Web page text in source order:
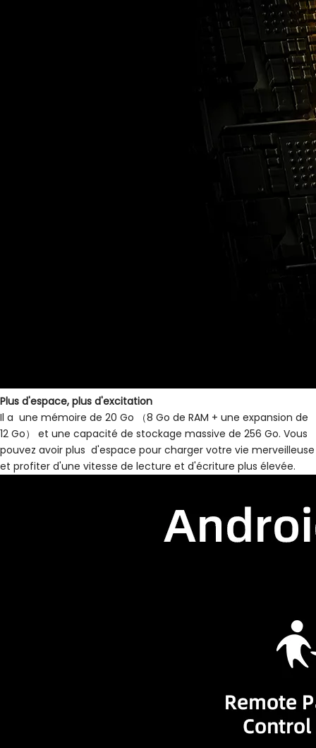
Plus d'espace, plus d'excitation
Il a une mémoire de 20 Go （8 Go de RAM + une expansion de
12 Go） et une capacité de stockage massive de 256 Go. Vous
pouvez avoir plus d'espace pour charger votre vie merveilleuse
et profiter d'une vitesse de lecture et d'écriture plus élevée.